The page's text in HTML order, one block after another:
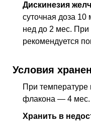
Дискинезия
суточная доза 10
нед до 2 мес. При
рекомендуется
Условия
При
флакона — 4 мес.
Хранить в